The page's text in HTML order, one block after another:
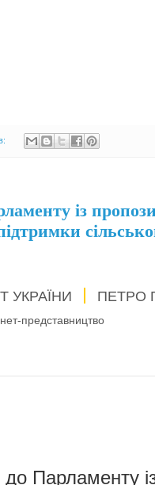
із
УКРАЇНИ ПЕТРО
представництво
Парламенту